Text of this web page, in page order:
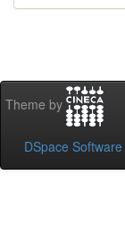
Theme by
DSpace Software